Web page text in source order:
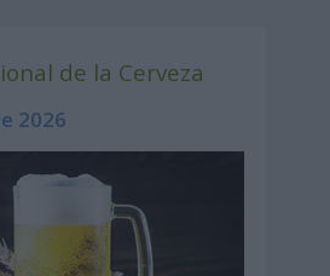
de la Cerveza
2026